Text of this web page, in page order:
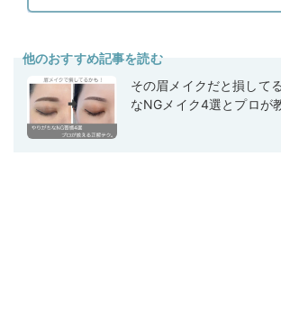
他のおすすめ記事を読む
その眉メイクだと損して
なNGメイク4選とプロが